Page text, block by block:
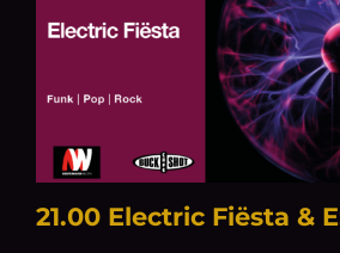
21.00 Electric Fiësta &